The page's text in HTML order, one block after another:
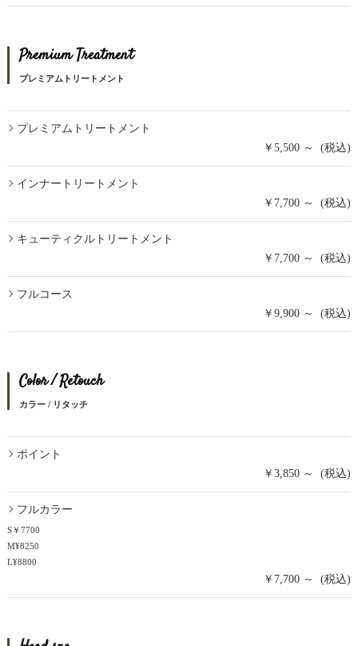
Premium Treatment
プレミアムトリートメント
プレミアムトリートメント
￥5,500 ～ (税込)
インナートリートメント
￥7,700 ～ (税込)
キューティクルトリートメント
￥7,700 ～ (税込)
フルコース
￥9,900 ～ (税込)
Color / Retouch
カラー / リタッチ
ポイント
￥3,850 ～ (税込)
フルカラー
S￥7700
M¥8250
L¥8800
￥7,700 ～ (税込)